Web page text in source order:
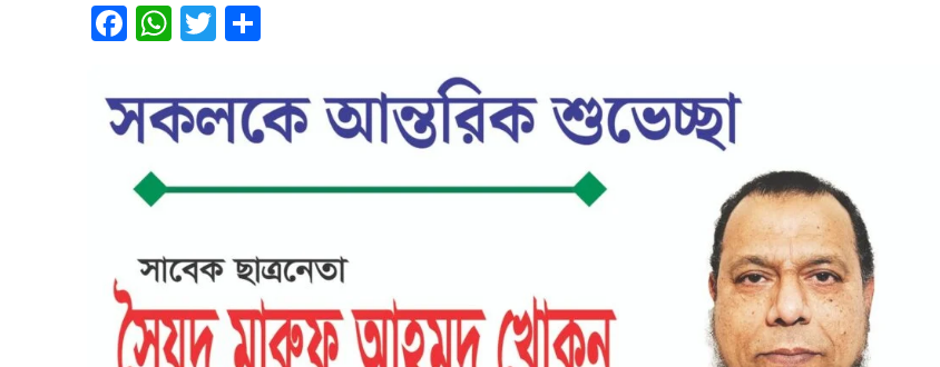
Facebook
WhatsApp
Twitter